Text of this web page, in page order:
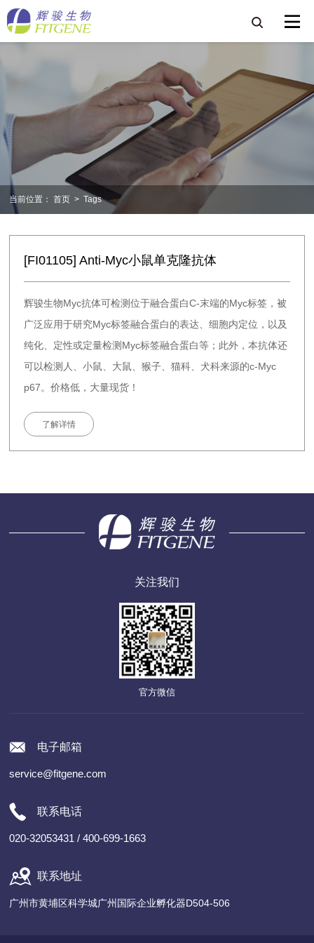
当前位置： 首页 > Tags
[FI01105] Anti-Myc小鼠单克隆抗体
辉骏生物Myc抗体可检测位于融合蛋白C-末端的Myc标签，被
广泛应用于研究Myc标签融合蛋白的表达、细胞内定位，以及
纯化、定性或定量检测Myc标签融合蛋白等；此外，本抗体还
可以检测人、小鼠、大鼠、猴子、猫科、犬科来源的c-Myc
p67。价格低，大量现货！
了解详情
关注我们
官方微信
电子邮箱
service@fitgene.com
联系电话
020-32053431 / 400-699-1663
联系地址
广州市黄埔区科学城广州国际企业孵化器D504-506